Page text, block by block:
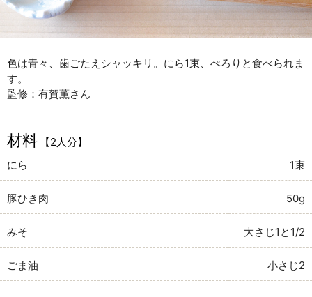
色は青々、歯ごたえシャッキリ。にら1束、ぺろりと食べられま
す。
監修：有賀薫さん
材料
【2人分】
にら
1束
豚ひき肉 50g
みそ 大さじ1と1/2
ごま油 小さじ2